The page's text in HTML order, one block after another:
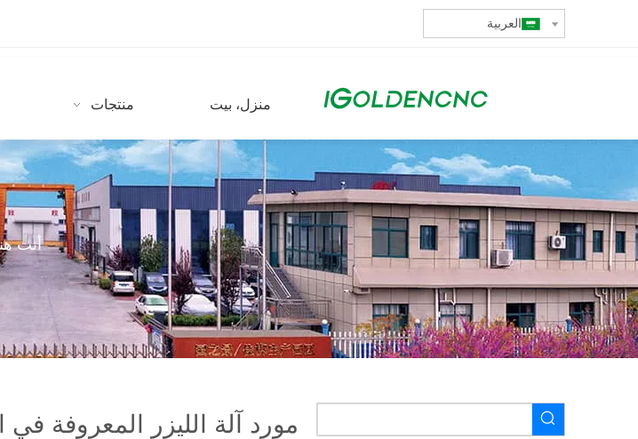
العربية
منزل، بيت منتجات
أنت
مورد آلة الليزر المعروفة في